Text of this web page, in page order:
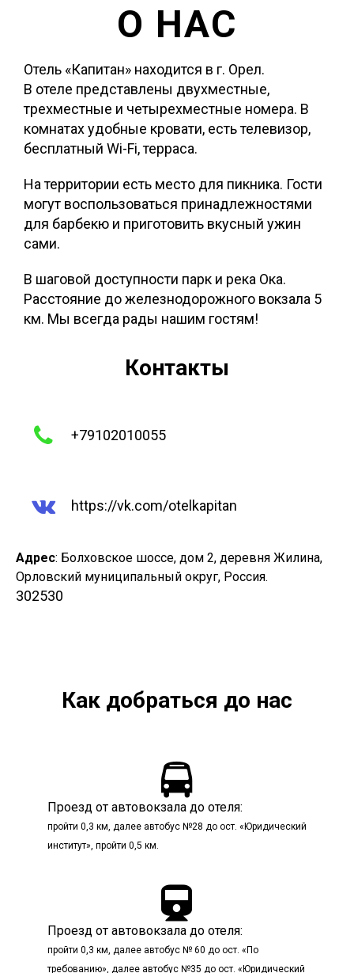
О НАС
Отель «Капитан» находится в г. Орел.
В отеле представлены двухместные,
трехместные и четырехместные номера. В
комнатах удобные кровати, есть телевизор,
бесплатный Wi-Fi, терраса.
На территории есть место для пикника. Гости
могут воспользоваться принадлежностями
для барбекю и приготовить вкусный ужин
сами.
В шаговой доступности парк и река Ока.
Расстояние до железнодорожного вокзала 5
км. Мы всегда рады нашим гостям!
Контакты
 +79102010055
 https://vk.com/otelkapitan
Адрес: Болховское шоссе, дом 2, деревня Жилина,
Орловский муниципальный округ, Россия.
302530
Как добраться до нас

Проезд от автовокзала до отеля:
пройти 0,3 км, далее автобус №28 до ост. «Юридический
институт», пройти 0,5 км.

Проезд от автовокзала до отеля:
пройти 0,3 км, далее автобус № 60 до ост. «По
требованию», далее автобус №35 до ост. «Юридический